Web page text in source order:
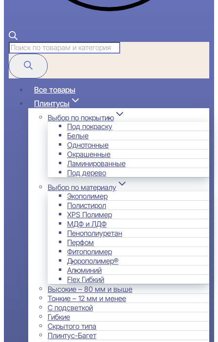
Поиск
товаров
Все товары
Плинтусы
Выбор по покрытию
Под покраску
Белые
Однотонные
Окрашенные
Ламинированные
Под дерево
Выбор по материалу
Экополимер
Полистирол
XPS Полимер
МДФ и ЛДФ
Пенополиуретан
Перфом
Фитополимер
Дюрополимер®
Алюминий
Flex Гибкий
Высокие – 80 мм и выше
Тонкие – 12 мм и менее
С подсветкой
Гибкие
Скрытого типа
Плинтус-Багет